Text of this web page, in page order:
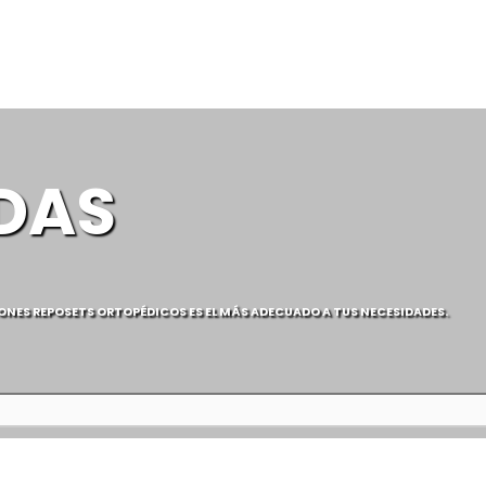
REPOSETS ORTOPÉDICOSES EL MÁS ADECUADO A TUS NECESIDADES.